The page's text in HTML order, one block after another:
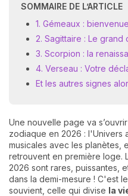
SOMMAIRE DE L’ARTICLE
1. Gémeaux :
2. Sagittaire : Le grand
3. Scorpion : la
4. Verseau : Votre
Et les autres signes
Une nouvelle page va
zodiaque en 2026 : l'Univers
musicales avec les planètes,
retrouvent en première loge.
2026 sont rares, puissantes,
dans la demi-mesure ! C'est
souvient, celle qui divise la